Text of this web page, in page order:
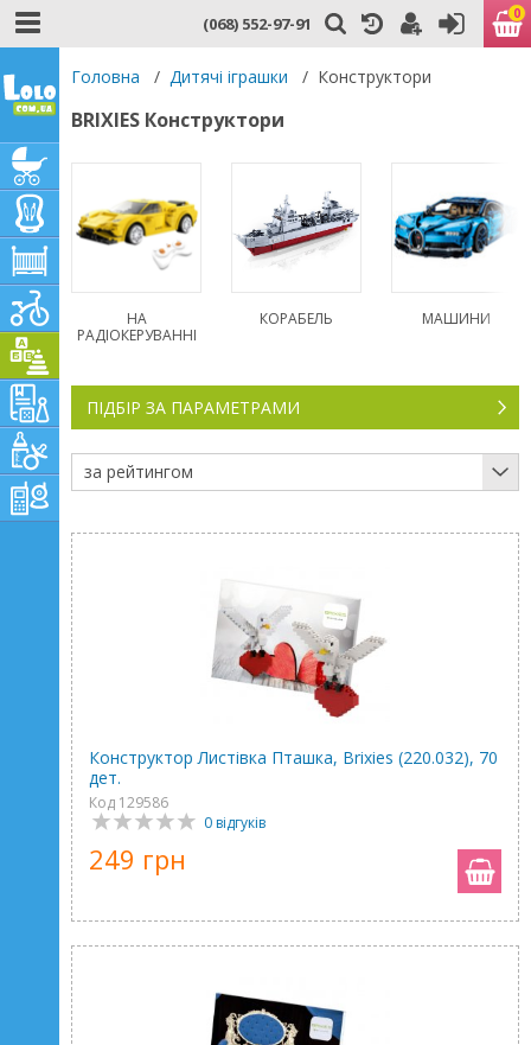
(068) 552-97-91 0
Головна / Дитячі іграшки / Конструктори
BRIXIES Конструктори
НА
РАДІОКЕРУВАННІ
КОРАБЕЛЬ МАШИНИ
ПІДБІР ЗА ПАРАМЕТРАМИ
за рейтингом
Конструктор Листівка Пташка, Brixies (220.032), 70
дет.
Код 129586
0 відгуків
249 грн